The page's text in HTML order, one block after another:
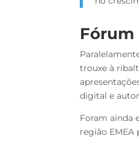
Fórum
trouxe à
digital e
Foram ainda
região EMEA